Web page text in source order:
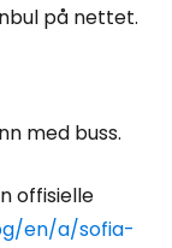
på nettet.
med buss.
offisielle
en/a/sofia-